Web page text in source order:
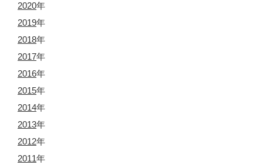
2020年
2019年
2018年
2017年
2016年
2015年
2014年
2013年
2012年
2011年